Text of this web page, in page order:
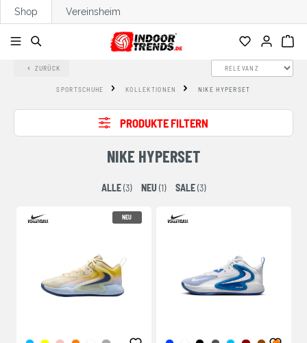
springen
Shop Vereinsheim
ZURÜCK
SPORTSCHUHE KOLLEKTIONEN NIKE HYPERSET
PRODUKTE FILTERN
NIKE HYPERSET
ALLE(3) NEU (1) SALE(3)
NEU